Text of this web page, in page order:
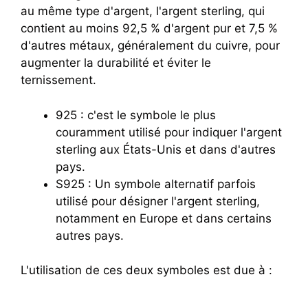
au même type d'argent, l'argent sterling, qui
contient au moins 92,5 % d'argent pur et 7,5 %
d'autres métaux, généralement du cuivre, pour
augmenter la durabilité et éviter le
ternissement.
925 : c'est le symbole le plus
couramment utilisé pour indiquer l'argent
sterling aux États-Unis et dans d'autres
pays.
S925 : Un symbole alternatif parfois
utilisé pour désigner l'argent sterling,
notamment en Europe et dans certains
autres pays.
L'utilisation de ces deux symboles est due à :